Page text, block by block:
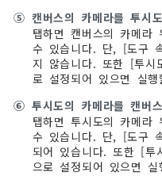
⑤ 캔버스의 카메라를 투시
탭하면 캔버스의 카메라
수 있습니다. 단, [도구
지 않습니다. 또한 [투시
로 설정되어 있으면 실
⑥ 투시도의 카메라를 캔버
탭하면 투시도의 카메라
수 있습니다. 단, [도구
되어 있습니다. 또한 [투
으로 설정되어 있으면